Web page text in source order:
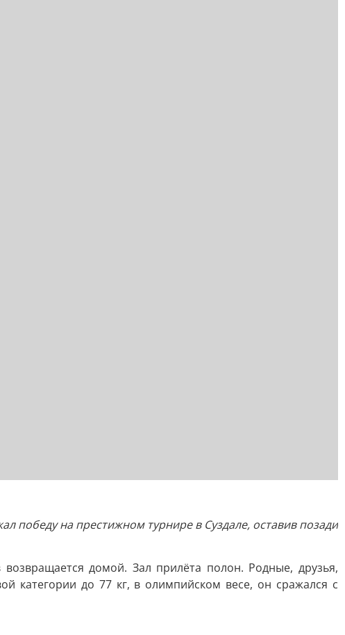
победу на престижном турнире в Суздале, оставив позади
домой. Зал прилёта полон. Родные, друзья,
категории до 77 кг, в олимпийском весе, он сражался с